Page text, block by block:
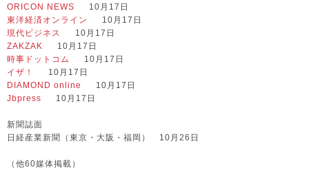
ORICON NEWS
10月17日
東洋経済オンライン
10月17日
現代ビジネス
10月17日
ZAKZAK
10月17日
時事ドットコム
10月17日
イザ！
10月17日
DIAMOND online
10月17日
Jbpress
10月17日
新聞誌面
日経産業新聞（東京・大阪・福岡） 10月26日
（他60媒体掲載）